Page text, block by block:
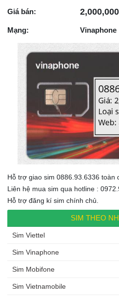
Giá bán:
Mạng: Vinaphone
Hỗ trợ giao sim 0886.93.6336 toàn
Liên hệ mua sim qua hotline :
Hỗ trợ đăng kí sim chính chủ.
SIM THEO
Sim Viettel
Sim Vinaphone
Sim Mobifone
Sim Vietnamobile